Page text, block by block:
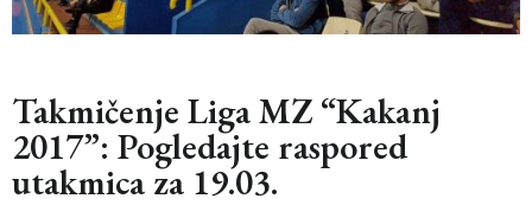
Takmičenje Liga MZ “Kakanj
2017”: Pogledajte raspored
utakmica za 19.03.